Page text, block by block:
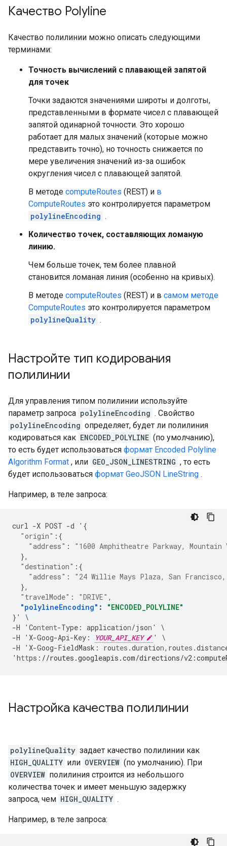
Качество Polyline
Качество полилинии можно описать следующими
терминами:
Точность вычислений с плавающей запятой
для точек
Точки задаются значениями широты и долготы,
представленными в формате чисел с плавающей
запятой одинарной точности. Это хорошо
работает для малых значений (которые можно
представить точно), но точность снижается по
мере увеличения значений из-за ошибок
округления чисел с плавающей запятой.
В методе computeRoutes (REST) ​​и в
ComputeRoutes это контролируется параметром
polylineEncoding .
Количество точек, составляющих ломаную
линию.
Чем больше точек, тем более плавной
становится ломаная линия (особенно на кривых).
В методе computeRoutes (REST) ​​и в самом методе
ComputeRoutes это контролируется параметром
polylineQuality .
Настройте тип кодирования
полилинии
Для управления типом полилинии используйте
параметр запроса polylineEncoding . Свойство
polylineEncoding определяет, будет ли полилиния
кодироваться как ENCODED_POLYLINE (по умолчанию),
то есть будет использоваться формат Encoded Polyline
Algorithm Format , или GEO_JSON_LINESTRING , то есть
будет использоваться формат GeoJSON LineString .
Например, в теле запроса:
curl -X POST -d ' {
"origin" :{
"address" :
"1600 Amphitheatre Parkway, Mountain
},
"destination" :{
"address" :
"24 Willie Mays Plaza, San Francisco,
},
"travelMode" : "DRIVE" ,
"polylineEncoding" :
"ENCODED_POLYLINE"
} '
\
-H 'Content-Type : application/json '
\
-H 'X-Goog-Api-Key : YOUR_API_KEY '
\
-H 'X-Goog-FieldMask : routes .duration, routes .distan
'https : //routes.googleapis.com/directions/
Настройка качества полилинии
polylineQuality задает качество полилинии как
HIGH_QUALITY или OVERVIEW (по умолчанию). При
OVERVIEW полилиния строится из небольшого
количества точек и имеет меньшую задержку
запроса, чем HIGH_QUALITY .
Например, в теле запроса: